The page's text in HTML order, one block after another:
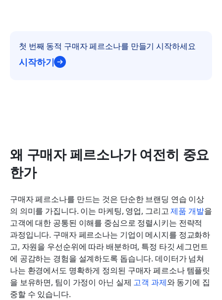
첫 번째 동적 구매자 페르소나를 만들기 시작하세요
시작하기
왜 구매자 페르소나가 여전히 중요
한가
구매자 페르소나를 만드는 것은 단순한 브랜딩 연습 이상
의 의미를 가집니다. 이는 마케팅, 영업, 그리고 제품 개발을
고객에 대한 공통된 이해를 중심으로 정렬시키는 전략적
과정입니다. 구매자 페르소나는 기업이 메시지를 정교화하
고, 자원을 우선순위에 따라 배분하며, 특정 타깃 세그먼트
에 공감하는 경험을 설계하도록 돕습니다. 데이터가 넘쳐
나는 환경에서도 명확하게 정의된 구매자 페르소나 템플릿
을 보유하면, 팀이 가정이 아닌 실제 고객 과제와 동기에 집
중할 수 있습니다.